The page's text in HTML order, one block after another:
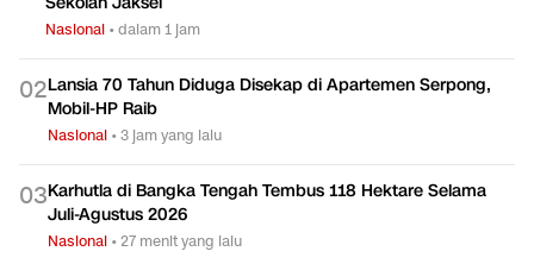
Nasional •dalam 1 jam
02Lansia 70 Tahun Diduga Disekap di Apartemen Serpong,
Mobil-HP Raib
Nasional •3 jam yang lalu
03Karhutla di Bangka Tengah Tembus 118 Hektare Selama
Juli-Agustus 2026
Nasional •27 menit yang lalu